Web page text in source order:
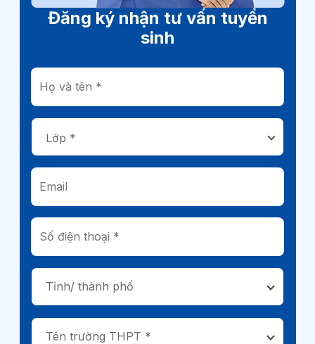
Đăng ký nhận tư vấn tuyển
sinh
Tỉnh/ thành phố
Tên trường THPT *